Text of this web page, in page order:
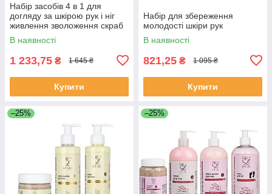
Набір засобів 4 в 1 для
догляду за шкірою рук і ніг
живлення зволоження скраб
маска крем Elit Lab ваніль
В наявності
1 233,75 ₴ 1 645 ₴
Купити
Набір для збереження
молодості шкіри рук
В наявності
821,25 ₴ 1 095 ₴
Купити
–25% –25%